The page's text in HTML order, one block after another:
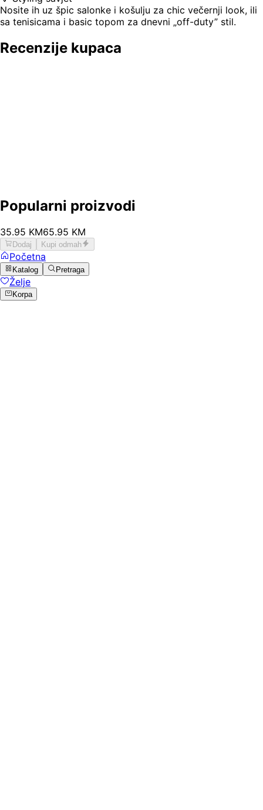
Nosite ih uz špic salonke i košulju za chic večernji look, ili
sa tenisicama i basic topom za dnevni „off-duty” stil.
Recenzije kupaca
Popularni proizvodi
35.95 KM65.95 KM
Dodaj Kupi odmah
Početna
Katalog Pretraga
Želje
Korpa